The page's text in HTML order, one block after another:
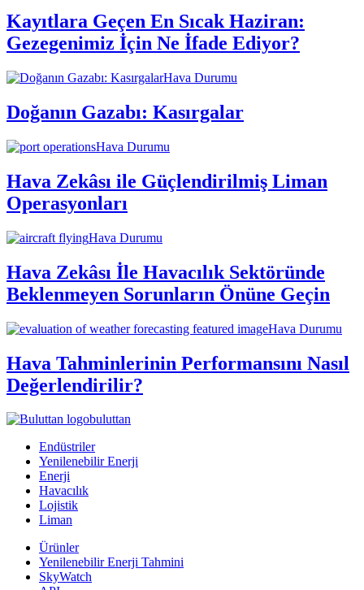
Kayıtlara Geçen En Sıcak Haziran:
Gezegenimiz İçin Ne İfade Ediyor?
Hava Durumu
Doğanın Gazabı: Kasırgalar
Hava Durumu
Hava Zekâsı ile Güçlendirilmiş Liman
Operasyonları
Hava Durumu
Hava Zekâsı İle Havacılık Sektöründe
Beklenmeyen Sorunların Önüne Geçin
Hava Durumu
Hava Tahminlerinin Performansını Nasıl
Değerlendirilir?
buluttan
Endüstriler
Yenilenebilir Enerji
Enerji
Havacılık
Lojistik
Liman
Ürünler
Yenilenebilir Enerji Tahmini
SkyWatch